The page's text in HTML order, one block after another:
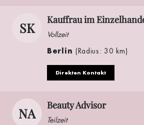
SK
Kauffrau im
Vollzeit
Berlin (Radius: 30 km)
Direkten Kontakt
NA
Beauty Advisor
Teilzeit